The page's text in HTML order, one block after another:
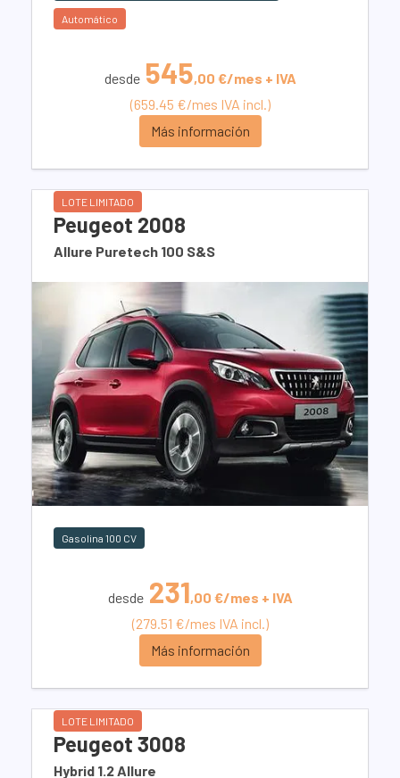
Automático
desde 545,00 €/mes + IVA
(659.45 €/mes IVA incl.)
Más información
LOTE LIMITADO
Peugeot 2008
Allure Puretech 100 S&S
Gasolina 100 CV
desde 231,00 €/mes + IVA
(279.51 €/mes IVA incl.)
Más información
LOTE LIMITADO
Peugeot 3008
Hybrid 1.2 Allure